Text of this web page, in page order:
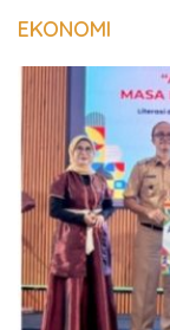
EKONOMI